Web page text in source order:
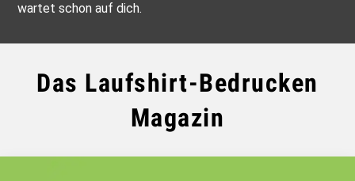
wartet schon auf dich.
Das Laufshirt-Bedrucken
Magazin